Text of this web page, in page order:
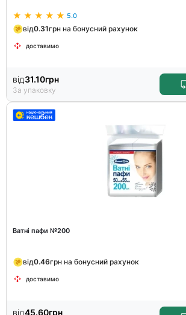
5.0
від0.31грн на бонусний рахунок
доставимо
від31.10грн
За упаковку
Ватні пафи №200
від0.46грн на бонусний рахунок
доставимо
від45.60грн